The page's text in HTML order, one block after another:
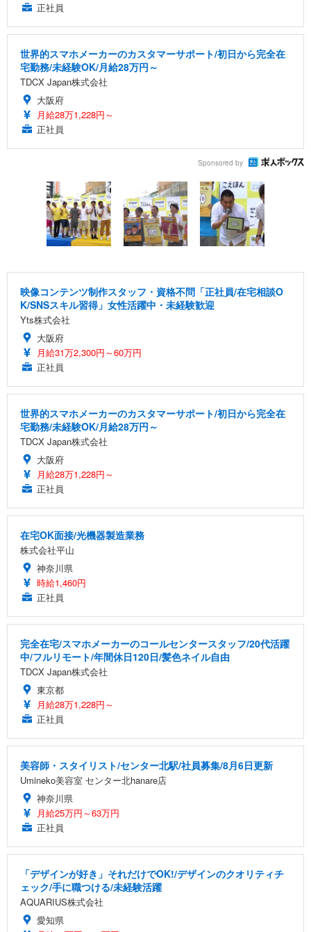
正社員
世界的スマホメーカーのカスタマーサポート/初日から完全在
宅勤務/未経験OK/月給28万円～
TDCX Japan株式会社
大阪府
月給28万1,228円～
正社員
Sponsored by
映像コンテンツ制作スタッフ・資格不問「正社員/在宅相談O
K/SNSスキル習得」女性活躍中・未経験歓迎
Yts株式会社
大阪府
月給31万2,300円～60万円
正社員
世界的スマホメーカーのカスタマーサポート/初日から完全在
宅勤務/未経験OK/月給28万円～
TDCX Japan株式会社
大阪府
月給28万1,228円～
正社員
在宅OK面接/光機器製造業務
株式会社平山
神奈川県
時給1,460円
正社員
完全在宅/スマホメーカーのコールセンタースタッフ/20代活躍
中/フルリモート/年間休日120日/髪色ネイル自由
TDCX Japan株式会社
東京都
月給28万1,228円～
正社員
美容師・スタイリスト/センター北駅/社員募集/8月6日更新
Umineko美容室 センター北hanare店
神奈川県
月給25万円～63万円
正社員
「デザインが好き」それだけでOK!/デザインのクオリティチ
ェック/手に職つける/未経験活躍
AQUARIUS株式会社
愛知県